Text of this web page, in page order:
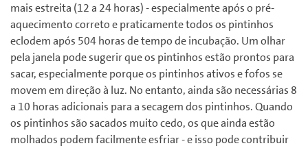
mais estreita (12 a 24 horas) - especialmente após o pré-
aquecimento correto e praticamente todos os pintinhos
eclodem após 504 horas de tempo de incubação. Um olhar
pela janela pode sugerir que os pintinhos estão prontos para
sacar, especialmente porque os pintinhos ativos e fofos se
movem em direção à luz. No entanto, ainda são necessárias 8
a 10 horas adicionais para a secagem dos pintinhos. Quando
os pintinhos são sacados muito cedo, os que ainda estão
molhados podem facilmente esfriar - e isso pode contribuir